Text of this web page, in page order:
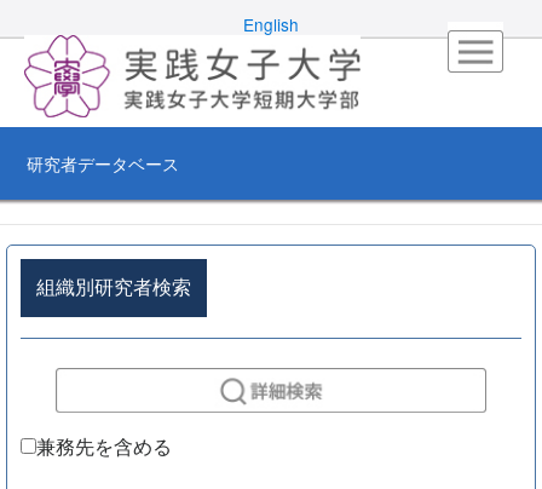
English
研究者データベース
組織別研究者検索
兼務先を含める